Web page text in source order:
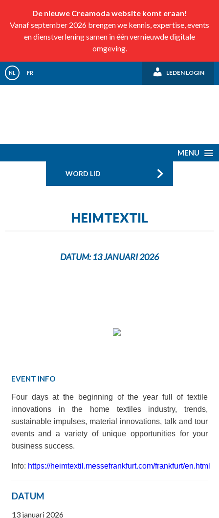
De nieuwe Creamoda website komt eraan!
Vanaf september 2026 brengen we kennis, expertise, events
en dienstverlening samen in één vernieuwde digitale
omgeving.
NL FR LEDEN LOGIN
MENU
WORD LID
HEIMTEXTIL
DATUM:13 JANUARI 2026
EVENT INFO
Four days at the beginning of the year full of textile
innovations in the home textiles industry, trends,
sustainable impulses, material innovations, talk and tour
events and a variety of unique opportunities for your
business success.
Info: https://heimtextil.messefrankfurt.com/frankfurt/en.html
DATUM
13 januari 2026